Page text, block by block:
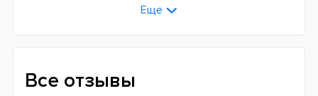
Еще
Все отзывы